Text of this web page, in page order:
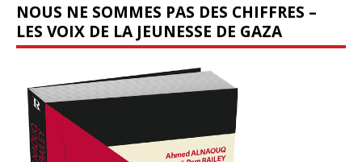
NOUS NE SOMMES PAS DES CHIFFRES –
LES VOIX DE LA JEUNESSE DE GAZA